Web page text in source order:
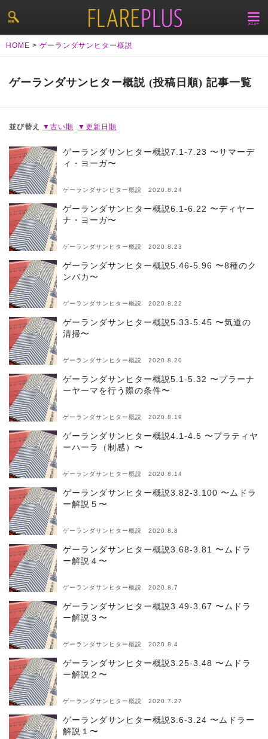
HOME > ゲーランダサンヒター概説
ゲーランダサンヒター概説 (投稿日順) 記事一覧
並び替え ▼古い順 ▼更新日順
ゲーランダサンヒター概説7.1-7.23 〜サマーデ
ィ・ヨーガ〜
ゲーランダサンヒター概説 2020.8.24
ゲーランダサンヒター概説6.1-6.22 〜ディヤー
ナ・ヨーガ〜
ゲーランダサンヒター概説 2020.8.23
ゲーランダサンヒター概説5.46-5.96 〜8種のク
ンバカ〜
ゲーランダサンヒター概説 2020.8.22
ゲーランダサンヒター概説5.33-5.45 〜気道の
清掃〜
ゲーランダサンヒター概説 2020.8.20
ゲーランダサンヒター概説5.1-5.32 〜プラーナ
ーヤーマを行う際の条件〜
ゲーランダサンヒター概説 2020.8.19
ゲーランダサンヒター概説4.1-4.5 〜プラティヤ
ーハーラ（制感）〜
ゲーランダサンヒター概説 2020.8.14
ゲーランダサンヒター概説3.82-3.100 〜ムドラ
ー解説５〜
ゲーランダサンヒター概説 2020.8.8
ゲーランダサンヒター概説3.68-3.81 〜ムドラ
ー解説４〜
ゲーランダサンヒター概説 2020.8.7
ゲーランダサンヒター概説3.49-3.67 〜ムドラ
ー解説３〜
ゲーランダサンヒター概説 2020.8.4
ゲーランダサンヒター概説3.25-3.48 〜ムドラ
ー解説２〜
ゲーランダサンヒター概説 2020.7.27
ゲーランダサンヒター概説3.6-3.24 〜ムドラー
解説１〜